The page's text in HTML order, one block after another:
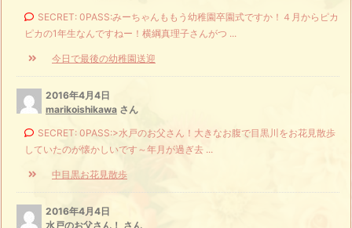
SECRET: 0PASS:みーちゃんももう幼稚園卒園式ですか！４月からピカ
ピカの1年生なんですねー！横綱真理子さんがつ ...
今日で最後の幼稚園送迎
2016年4月4日
marikoishikawa さん
SECRET: 0PASS:>水戸のお父さん！大きなお腹で目黒川をお花見散歩
していたのが懐かしいです～年月が過ぎ去 ...
中目黒お花見散歩
2016年4月4日
水戸のお父さん！ さん